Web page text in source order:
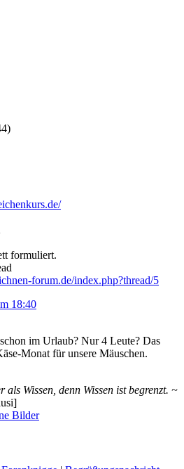
formuliert.
forum.de/index.php?thread/5
18:40
im Urlaub? Nur 4 Leute? Das
Monat für unsere Mäuschen.
als Wissen, denn Wissen ist begrenzt. ~
Bilder